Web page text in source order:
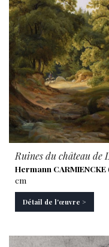
Ruines du château de
Hermann CARMIENCKE
cm
Détail de l'œuvre >